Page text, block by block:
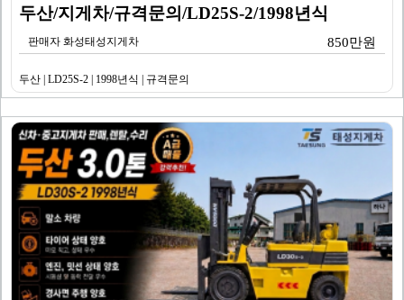
두산/지게차/규격문의/LD25S-2/1998년식
판매자 화성태성지게차 850만원
두산 | LD25S-2 | 1998년식 | 규격문의